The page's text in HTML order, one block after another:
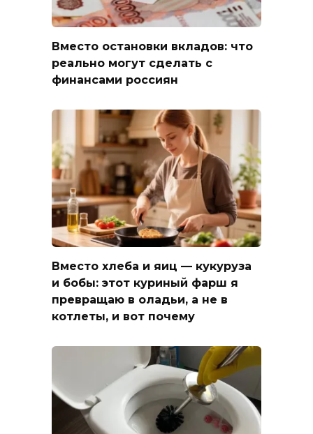
Вместо остановки вкладов: что
реально могут сделать с
финансами россиян
Вместо хлеба и яиц — кукуруза
и бобы: этот куриный фарш я
превращаю в оладьи, а не в
котлеты, и вот почему